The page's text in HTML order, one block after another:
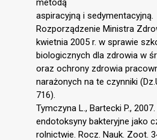
metodą
aspiracyjną i sedymentacyjną.
Rozporządzenie Ministra
kwietnia 2005 r. w sprawie
biologicznych dla zdrowia w
oraz ochrony zdrowia
narażonych na te czynniki
716).
Tymczyna L., Bartecki P.,
endotoksyny bakteryjne jako
rolnictwie. Rocz. Nauk. Zoot.